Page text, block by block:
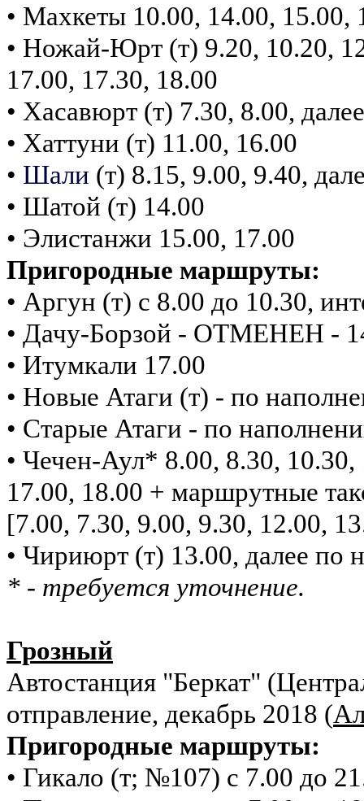
• Махкеты 10.00, 14.00, 15.00,
• Ножай-Юрт (т) 9.20, 10.20,
17.00, 17.30, 18.00
• Хасавюрт (т) 7.30, 8.00,
• Хаттуни (т) 11.00, 16.00
• Шали (т) 8.15, 9.00, 9.40,
• Шатой (т) 14.00
• Элистанжи 15.00, 17.00
Пригородные маршруты:
• Аргун (т) с 8.00 до 10.30,
• Дачу-Борзой - ОТМЕНЕН -
• Итумкали 17.00
• Новые Атаги (т) - по
• Старые Атаги - по
• Чечен-Аул* 8.00, 8.30,
17.00, 18.00 + маршрутные
[7.00, 7.30, 9.00, 9.30, 12.00,
• Чириюрт (т) 13.00, далее по
* - требуется уточнение.
Грозный
Автостанция "Беркат"
отправление, декабрь 2018 (
Пригородные маршруты:
• Гикало (т; №107) с 7.00 до